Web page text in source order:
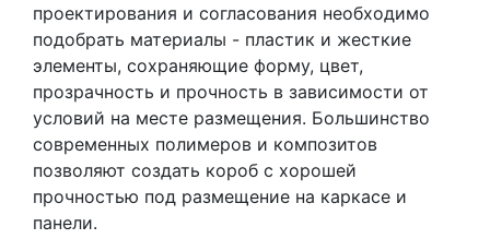
проектирования и согласования необходимо
подобрать материалы - пластик и жесткие
элементы, сохраняющие форму, цвет,
прозрачность и прочность в зависимости от
условий на месте размещения. Большинство
современных полимеров и композитов
позволяют создать короб с хорошей
прочностью под размещение на каркасе и
панели.